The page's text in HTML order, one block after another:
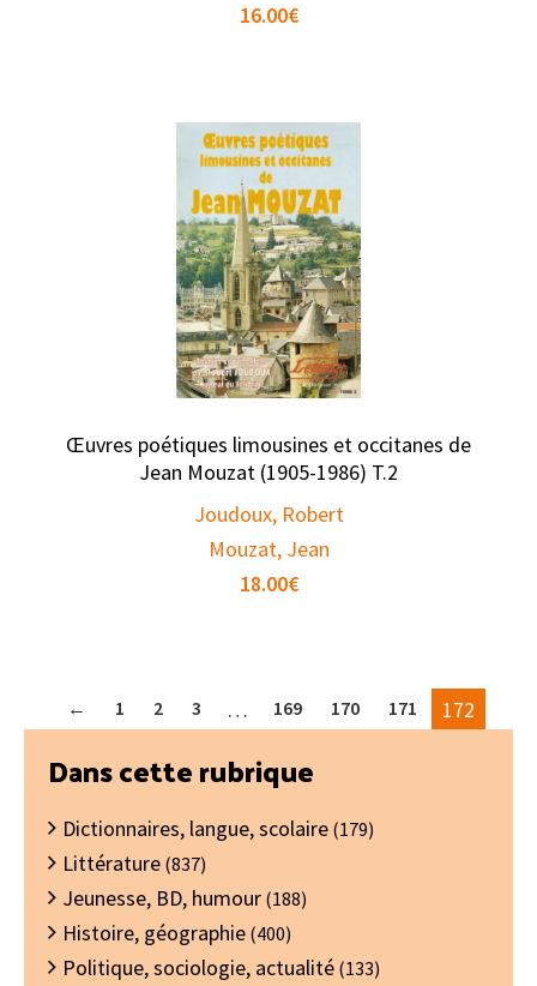
16.00€
Œuvres poétiques limousines et occitanes de
Jean Mouzat (1905-1986) T.2
Joudoux, Robert
Mouzat, Jean
18.00€
← 1 2 3 … 169 170 171 172
Barre
latérale
principale
Dans cette rubrique
Dictionnaires, langue, scolaire (179)
Littérature (837)
Jeunesse, BD, humour (188)
Histoire, géographie (400)
Politique, sociologie, actualité (133)